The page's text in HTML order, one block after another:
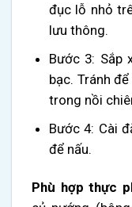
đục lỗ nhỏ
lưu thông.
Bước 3: Sắp
bạc. Tránh
trong nồi
Bước 4: Cài
để nấu.
Phù hợp thực